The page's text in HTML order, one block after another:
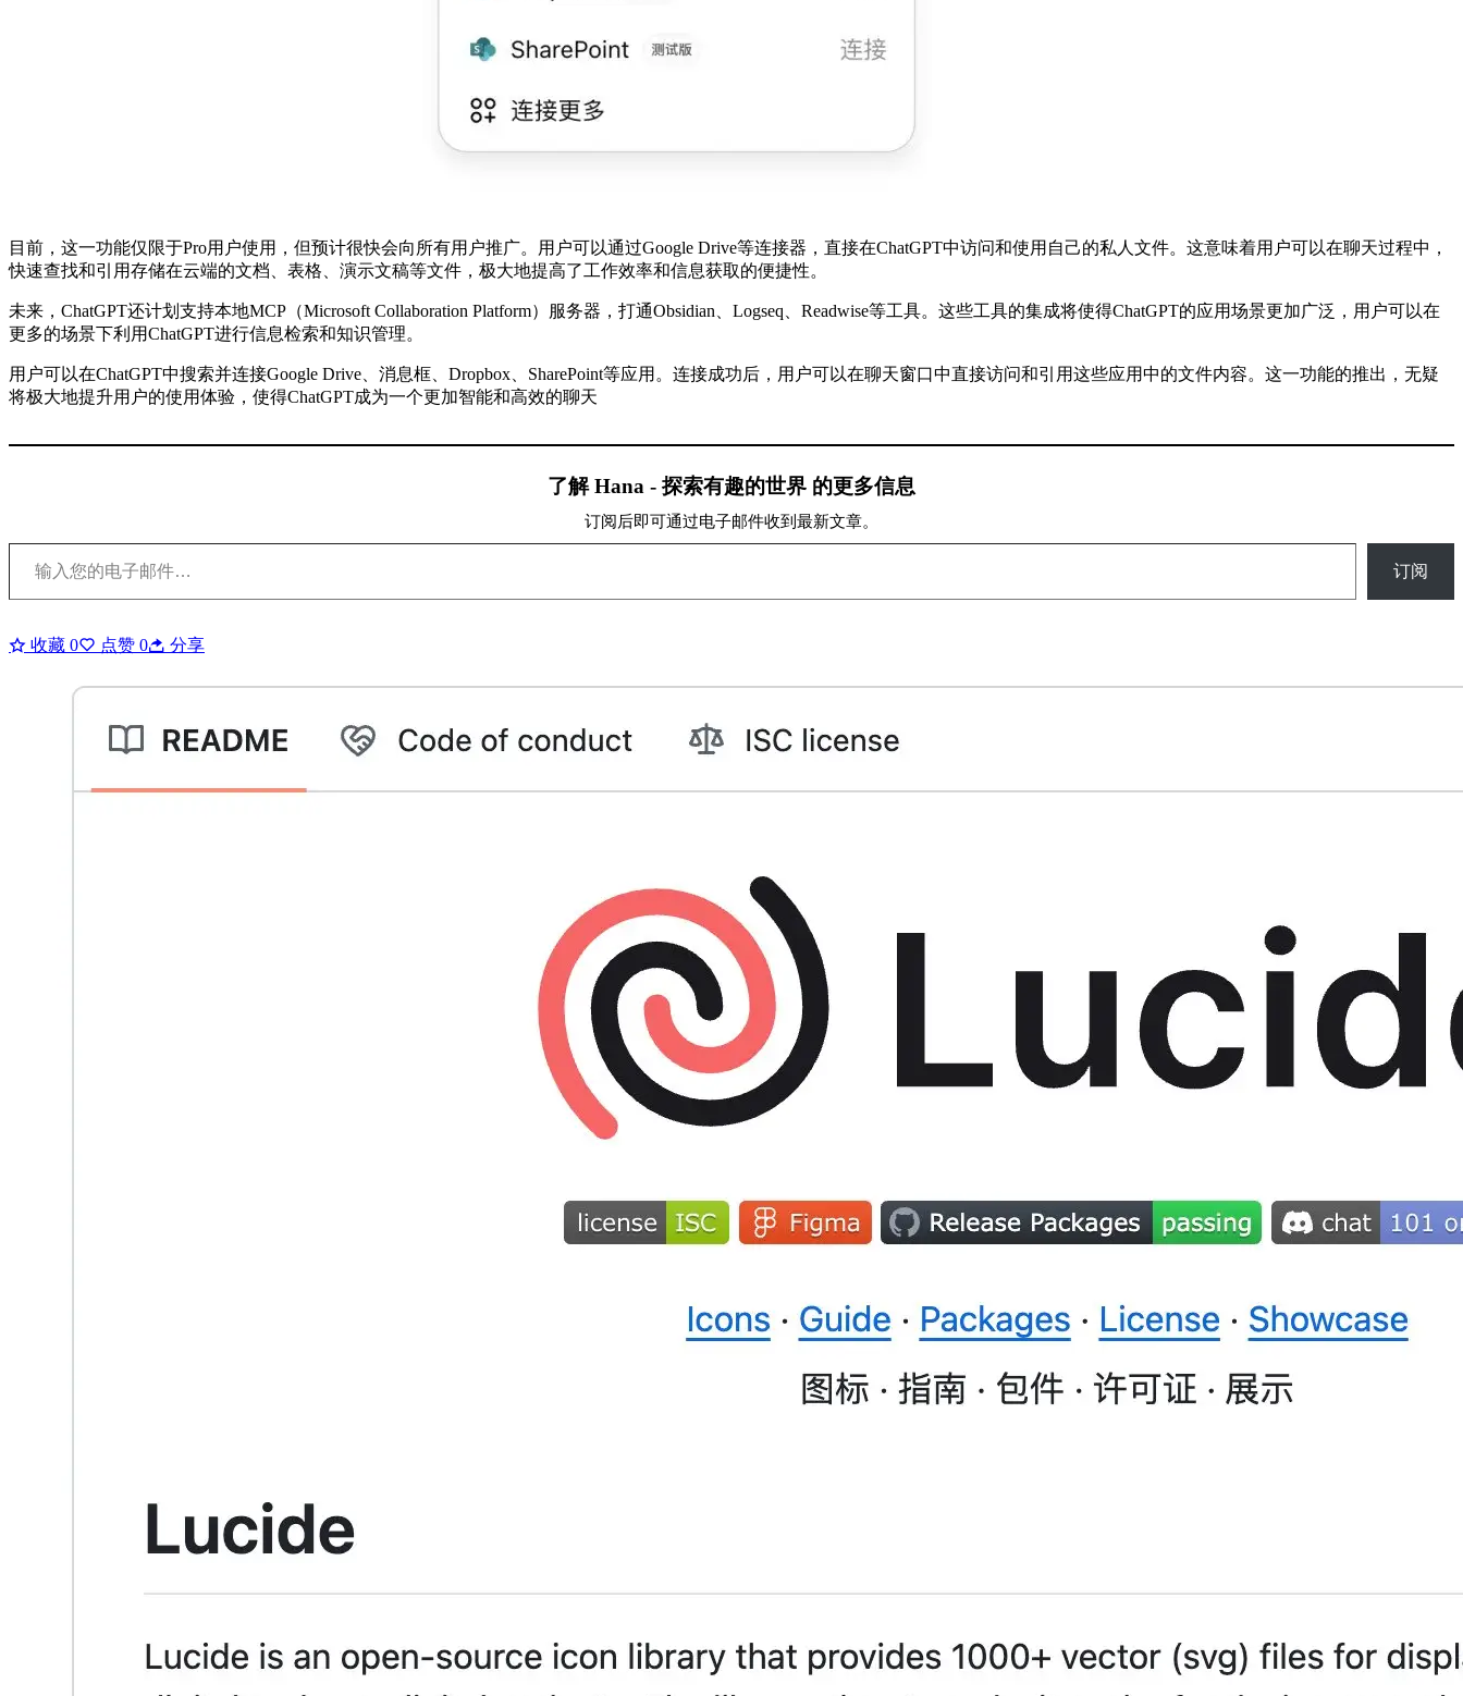
目前，这一功能仅限于Pro用户使用，但预计很快会向所有用户推广。用户可以通过Google Drive等连接器，直接在ChatGPT中访问和使用自己的私人文件。这意味着用户可以在聊天过程中，
快速查找和引用存储在云端的文档、表格、演示文稿等文件，极大地提高了工作效率和信息获取的便捷性。
未来，ChatGPT还计划支持本地MCP（Microsoft Collaboration Platform）服务器，打通Obsidian、Logseq、Readwise等工具。这些工具的集成将使得ChatGPT的应用场景更加广泛，用户可以在
更多的场景下利用ChatGPT进行信息检索和知识管理。
用户可以在ChatGPT中搜索并连接Google Drive、消息框、Dropbox、SharePoint等应用。连接成功后，用户可以在聊天窗口中直接访问和引用这些应用中的文件内容。这一功能的推出，无疑
将极大地提升用户的使用体验，使得ChatGPT成为一个更加智能和高效的聊天
了解 Hana - 探索有趣的世界 的更多信息
订阅后即可通过电子邮件收到最新文章。
输入您的电子邮件…
订阅
收藏 0 点赞 0 分享